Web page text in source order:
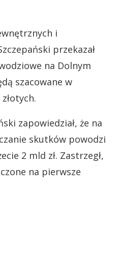
i
przekazał
na Dolnym
szacowane w
zapowiedział, że na
skutków powodzi
2 mld zł. Zastrzegł,
na pierwsze